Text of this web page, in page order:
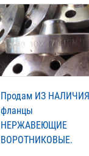
Продам ИЗ НАЛИЧИЯ
фланцы
НЕРЖАВЕЮЩИЕ
ВОРОТНИКОВЫЕ.